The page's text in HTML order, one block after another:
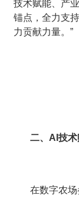
技术赋能、产
锚点，全力支
力贡献力量。”
二、AI技
在数字农